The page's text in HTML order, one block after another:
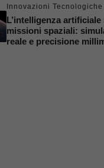
Innovazioni Tecnologiche
L’intelligenza
missioni spaziali:
reale e precisione